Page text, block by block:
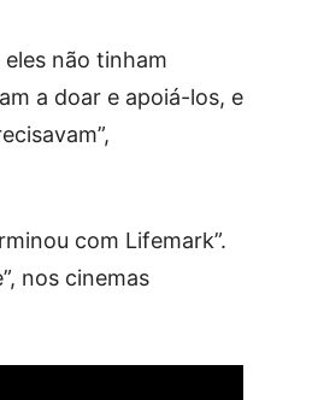
não tinham
a doar e apoiá-los, e
com Lifemark”.
nos cinemas